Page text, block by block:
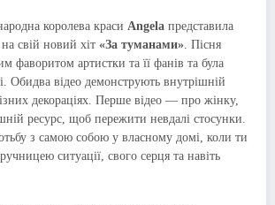
королева краси Angela представила
свій новий хіт «За туманами». Пісня
фаворитом артистки та її фанів та була
Обидва відео демонструють внутрішній
декораціях. Перше відео — про жінку,
ресурс, щоб пережити невдалі стосунки.
з самою собою у власному домі, коли ти
ситуації, свого серця та навіть